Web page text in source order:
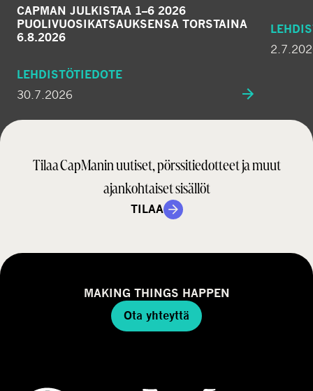
CAPMAN JULKISTAA 1–6 2026
PUOLIVUOSIKATSAUKSENSA TORSTAINA
6.8.2026
LEHDISTÖTIEDOTE
30.7.2026
Tilaa CapManin uutiset, pörssitiedotteet ja muut
ajankohtaiset sisällöt
TILAA
MAKING THINGS HAPPEN
Ota yhteyttä